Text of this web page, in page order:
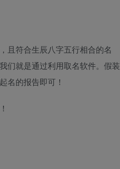
且符合生辰八字五行相合的名
们就是通过利用取名软件。假装
名的报告即可！